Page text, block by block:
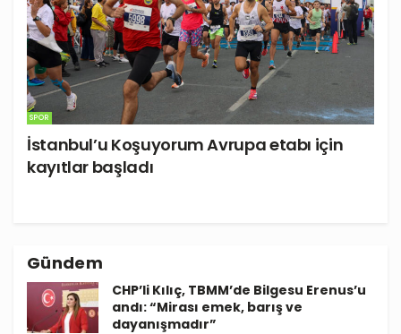
SPOR
İstanbul’u Koşuyorum Avrupa etabı için
kayıtlar başladı
Gündem
CHP’li Kılıç, TBMM’de Bilgesu Erenus’u
andı: “Mirası emek, barış ve
dayanışmadır”